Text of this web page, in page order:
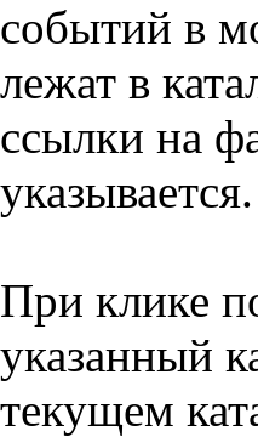
событий в
лежат в
ссылки на
указывается.
При клике
указанный
текущем